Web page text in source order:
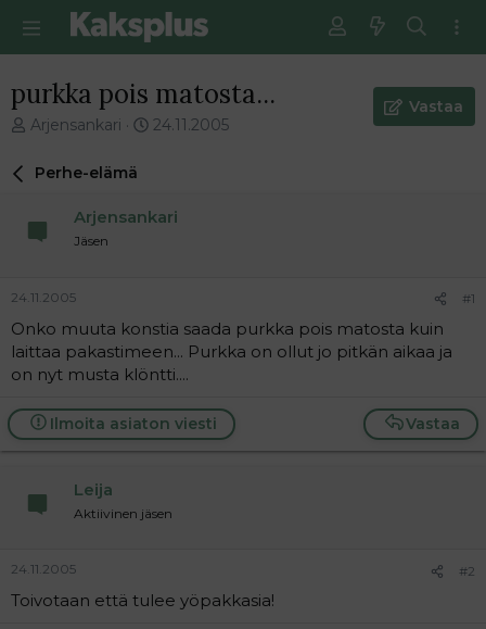
purkka pois matosta...
V
e
i
t
u
n
a
o
i
t
a
j
Arjensankari
E
m
n
v
i
s
t
i
24.11.2005
Vastaa
Perhe-elämä
Arjensankari
Jäsen
24.11.2005 #1
Onko muuta konstia saada purkka pois matosta kuin
laittaa pakastimeen... Purkka on ollut jo pitkän aikaa ja
on nyt musta klöntti....
Vastaa
Ilmoita asiaton viesti
Leija
Aktiivinen jäsen
24.11.2005 #2
Toivotaan että tulee yöpakkasia!